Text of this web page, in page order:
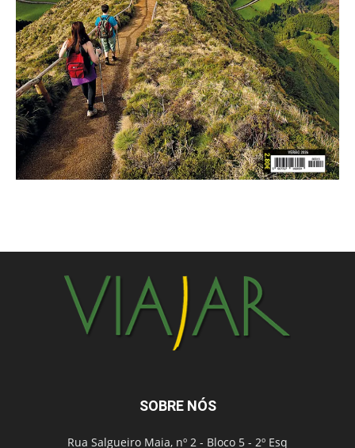
SOBRE NÓS
Rua Salgueiro Maia, nº 2 - Bloco 5 - 2º Esq